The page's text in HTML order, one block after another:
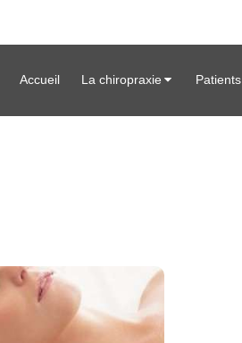
Accueil La chiropraxie Patients